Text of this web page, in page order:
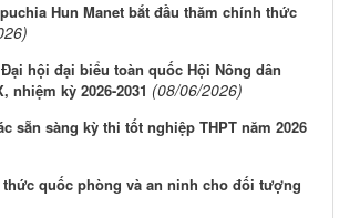
Hun Manet bắt đầu thăm chính thức
hội đại biểu toàn quốc Hội Nông dân
nhiệm kỳ 2026-2031 (08/06/2026)
sẵn sàng kỳ thi tốt nghiệp THPT năm 2026
quốc phòng và an ninh cho đối tượng